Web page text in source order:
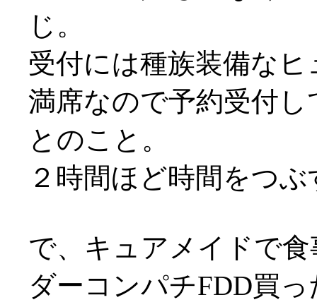
じ。
受付には種族装備な
満席なので予約受付
とのこと。
２時間ほど時間をつ
で、キュアメイドで
ダーコンパチFDD買